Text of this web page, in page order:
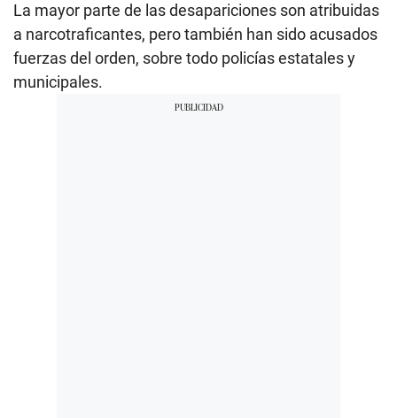
La mayor parte de las desapariciones son atribuidas
a narcotraficantes, pero también han sido acusados
fuerzas del orden, sobre todo policías estatales y
municipales.